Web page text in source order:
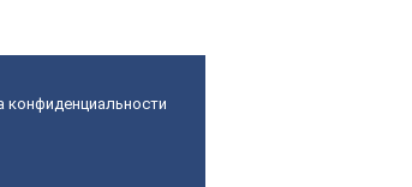
конфиденциальности